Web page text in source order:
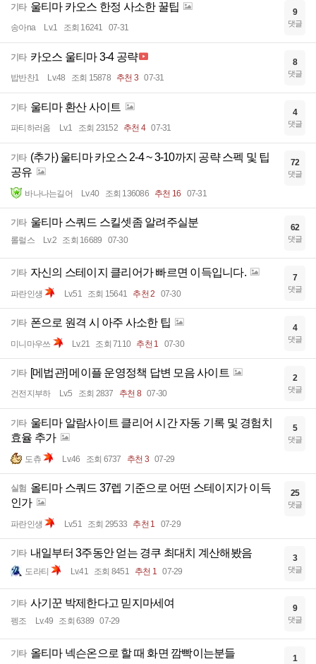
기타 울티마 카오스 한정 사소한 꿀팁
송아na Lv.1 조회 16241 07-31
9
댓글
기타 카오스 울티마 3-4 공략
밥반찬1 Lv.48 조회 15878 추천 3 07-31
8
댓글
기타 울티마 환산 사이트
파티하러옴 Lv.1 조회 23152 추천 4 07-31
4
댓글
기타 (추가) 울티마 카오스 2-4 ~ 3-10까지 공략 스펙 및 팁
공유
바나나는길어 Lv.40 조회 136086 추천 16 07-31
72
댓글
기타 울티마 스쿼드 스킬셋좀 알려주실분
롤럴스 Lv.2 조회 16689 07-30
62
댓글
기타 자신의 스테이지 클리어가 빠르면 이득입니다.
파란인섕 Lv.51 조회 15641 추천 2 07-30
7
댓글
기타 폰으로 원격 시 아주 사소한 팁
미니마우쓰 Lv.21 조회 7110 추천 1 07-30
4
댓글
기타 [메법관] 메이플 운영정책 답변 모음 사이트
건전지부하 Lv.5 조회 2837 추천 8 07-30
2
댓글
기타 울티마 알람사이트 클리어 시간 자동 기록 및 경험치
효율 추가
도츄 Lv.46 조회 6737 추천 3 07-29
5
댓글
실험 올티마 스쿼드 37렙 기준으로 어떤 스테이지가 이득
인가
파란인섕 Lv.51 조회 29533 추천 1 07-29
25
댓글
기타 내일부터 3주동안 얻는 경쿠 최대치 계산해봤음
도라티 Lv.41 조회 8451 추천 1 07-29
3
댓글
기타 사기꾼 박제한다고 믿지마세여
펭조 Lv.49 조회 6389 07-29
9
댓글
기타 올티마 넥슨온으로 할 때 화면 깜빡이는분들 1